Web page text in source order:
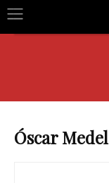
Óscar Medel